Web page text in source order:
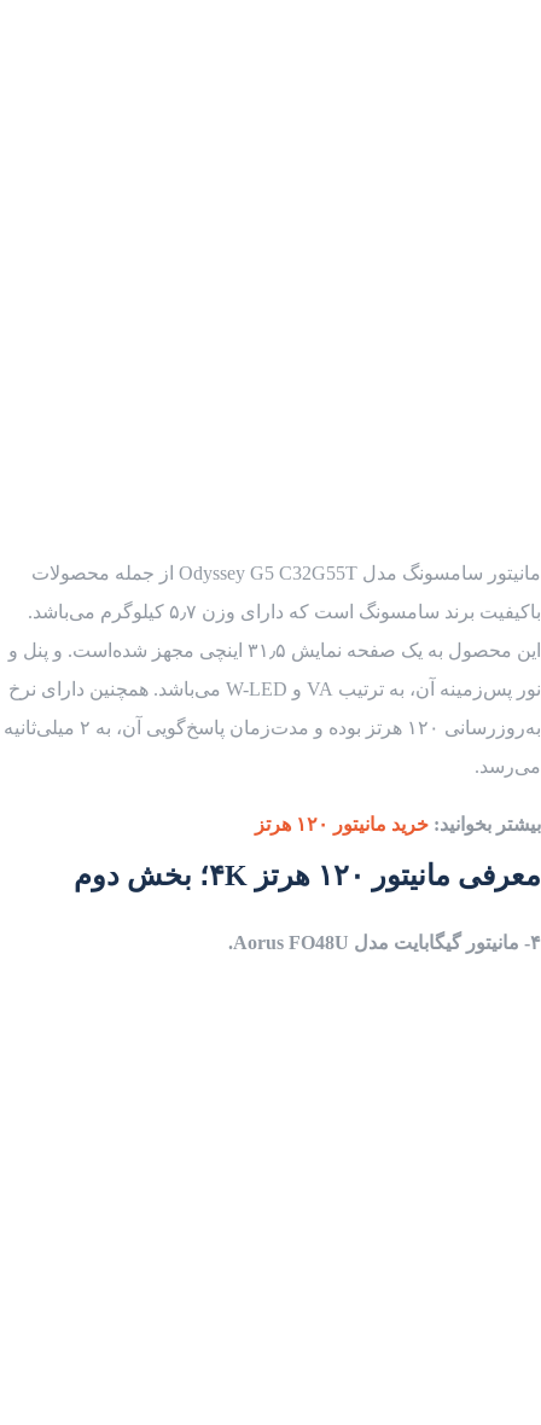
مانیتور سامسونگ مدل Odyssey G5 C32G55T از جمله محصولات
باکیفیت برند سامسونگ است که دارای وزن ۵٫۷ کیلوگرم می‌باشد.
این محصول به یک صفحه نمایش ۳۱٫۵ اینچی مجهز شده‌است. و پنل و
نور پس‌زمینه آن، به ترتیب VA و W-LED می‌باشد. همچنین دارای نرخ
به‌روزرسانی ۱۲۰ هرتز بوده و مدت‌زمان پاسخ‌گویی آن، به ۲ میلی‌ثانیه
می‌رسد.
بیشتر بخوانید: خرید مانیتور ۱۲۰ هرتز
معرفی مانیتور ۱۲۰ هرتز ۴K؛ بخش دوم
۴- مانیتور گیگابایت مدل Aorus FO48U.